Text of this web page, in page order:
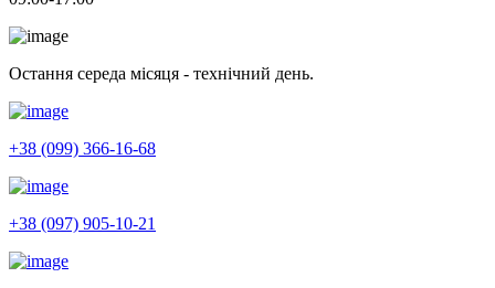
Остання середа місяця - технічний день.
+38 (099) 366-16-68
+38 (097) 905-10-21